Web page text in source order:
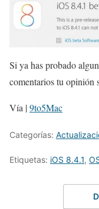
Si ya has probado
comentarios tu opinión
Vía |9to5Mac
Categorías:
Etiquetas: iOS 8.4.1,